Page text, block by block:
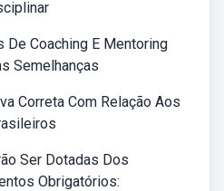
De Coaching E Mentoring
Semelhanças
Correta Com Relação Aos
Ser Dotadas Dos
Obrigatórios: